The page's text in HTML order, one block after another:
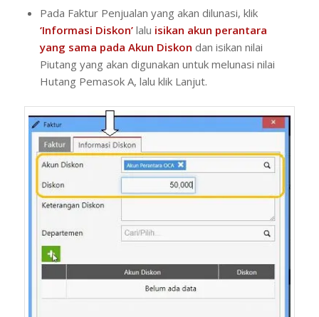
Pada Faktur Penjualan yang akan dilunasi, klik
‘Informasi Diskon’lalu isikan akun perantara
yang sama pada Akun Diskon dan isikan nilai
Piutang yang akan digunakan untuk melunasi nilai
Hutang Pemasok A, lalu klik Lanjut.